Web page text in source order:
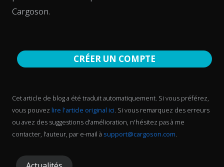
Cargoson.
CRÉER UN COMPTE
Cet article de blog a été traduit automatiquement. Si vous préférez,
vous pouvez lire l'article original ici. Si vous remarquez des erreurs
ou avez des suggestions d'amélioration, n'hésitez pas à me
contacter, l'auteur, par e-mail à support@cargoson.com.